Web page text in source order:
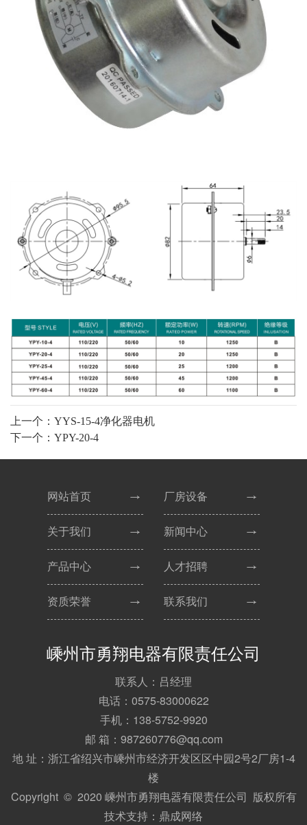
上一个：YYS-15-4净化器电机
下一个：YPY-20-4
嵊州市勇翔电器有限责任公司
联系人：吕经理
电话：0575-83000622
手机：138-5752-9920
邮 箱：987260776@qq.com
地 址：浙江省绍兴市嵊州市经济开发区区中园2号2厂房1-4
楼
Copyright © 2020 嵊州市勇翔电器有限责任公司 版权所有
技术支持： 鼎成网络
网站首页
关于我们
产品中心
资质荣誉
厂房设备
新闻中心
人才招聘
联系我们